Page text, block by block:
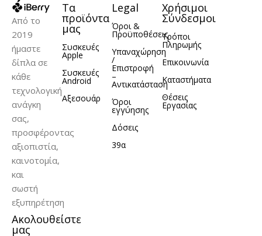
Από το
2019
ήμαστε
δίπλα σε
κάθε
τεχνολογική
ανάγκη
σας,
προσφέροντας
αξιοπιστία,
καινοτομία,
και
σωστή
εξυπηρέτηση
Ακολουθείστε
μας
Τα
προϊόντα
μας
Συσκευές
Apple
Συσκευές
Android
Αξεσουάρ
Legal
Όροι &
Προϋποθέσεις
Υπαναχώρηση
/
Επιστροφή
–
Αντικατάσταση
Όροι
εγγύησης
Δόσεις
39α
Χρήσιμοι
Σύνδεσμοι
Τρόποι
Πληρωμής
Επικοινωνία
Καταστήματα
Θέσεις
Εργασίας